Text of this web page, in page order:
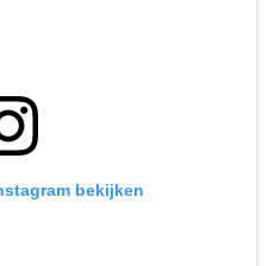
bekijken